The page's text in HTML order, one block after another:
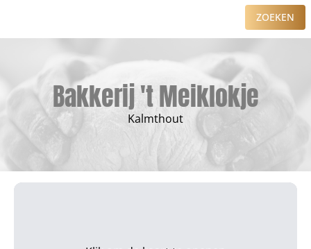
ZOEKEN
Bakkerij 't Meiklokje
Kalmthout